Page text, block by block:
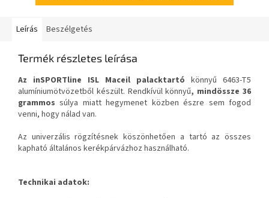
Leírás Beszélgetés
Termék részletes leírása
Az inSPORTline ISL Maceil palacktartó könnyű 6463-T5
alumíniumötvözetből készült. Rendkívül könnyű, mindössze 36
grammossúlya miatt hegymenet közben észre sem fogod
venni, hogy nálad van.
Az univerzális rögzítésnek köszönhetően a tartó az összes
kapható általános kerékpárvázhoz használható.
Technikai adatok: